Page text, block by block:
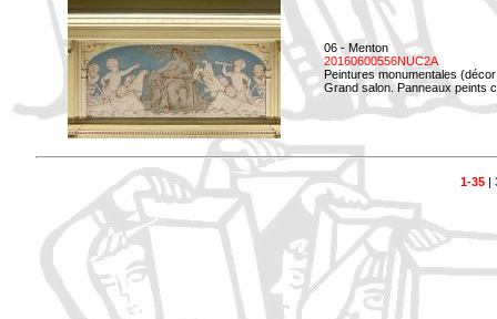
06 - Menton
20160600556NUC2A
Peintures monumentales
Grand salon. Panneaux peints
1-35|